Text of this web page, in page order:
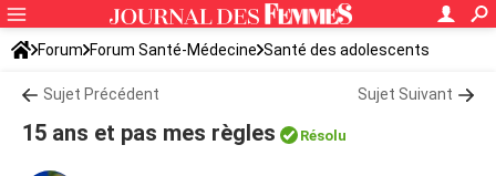
Forum Forum Santé-Médecine Santé des adolescents
Sujet Précédent Sujet Suivant
15 ans et pas mes règles Résolu